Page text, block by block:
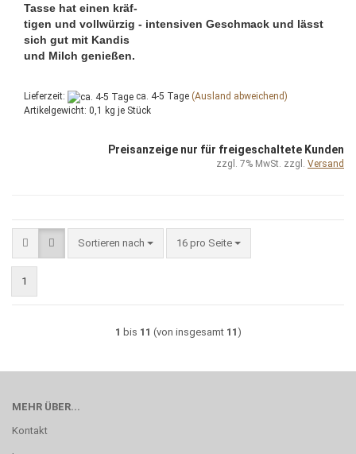
Tasse hat einen kräf-
tigen und vollwürzig - intensiven Geschmack und lässt
sich gut mit Kandis
und Milch genießen.
Lieferzeit: ca. 4-5 Tage (Ausland abweichend)
Artikelgewicht: 0,1 kg je Stück
Preisanzeige nur für freigeschaltete Kunden
zzgl. 7% MwSt. zzgl. Versand
Sortieren nach
Sortieren nach 16 pro Seite
pro Seite
1
1 bis 11 (von insgesamt 11)
MEHR ÜBER...
Kontakt